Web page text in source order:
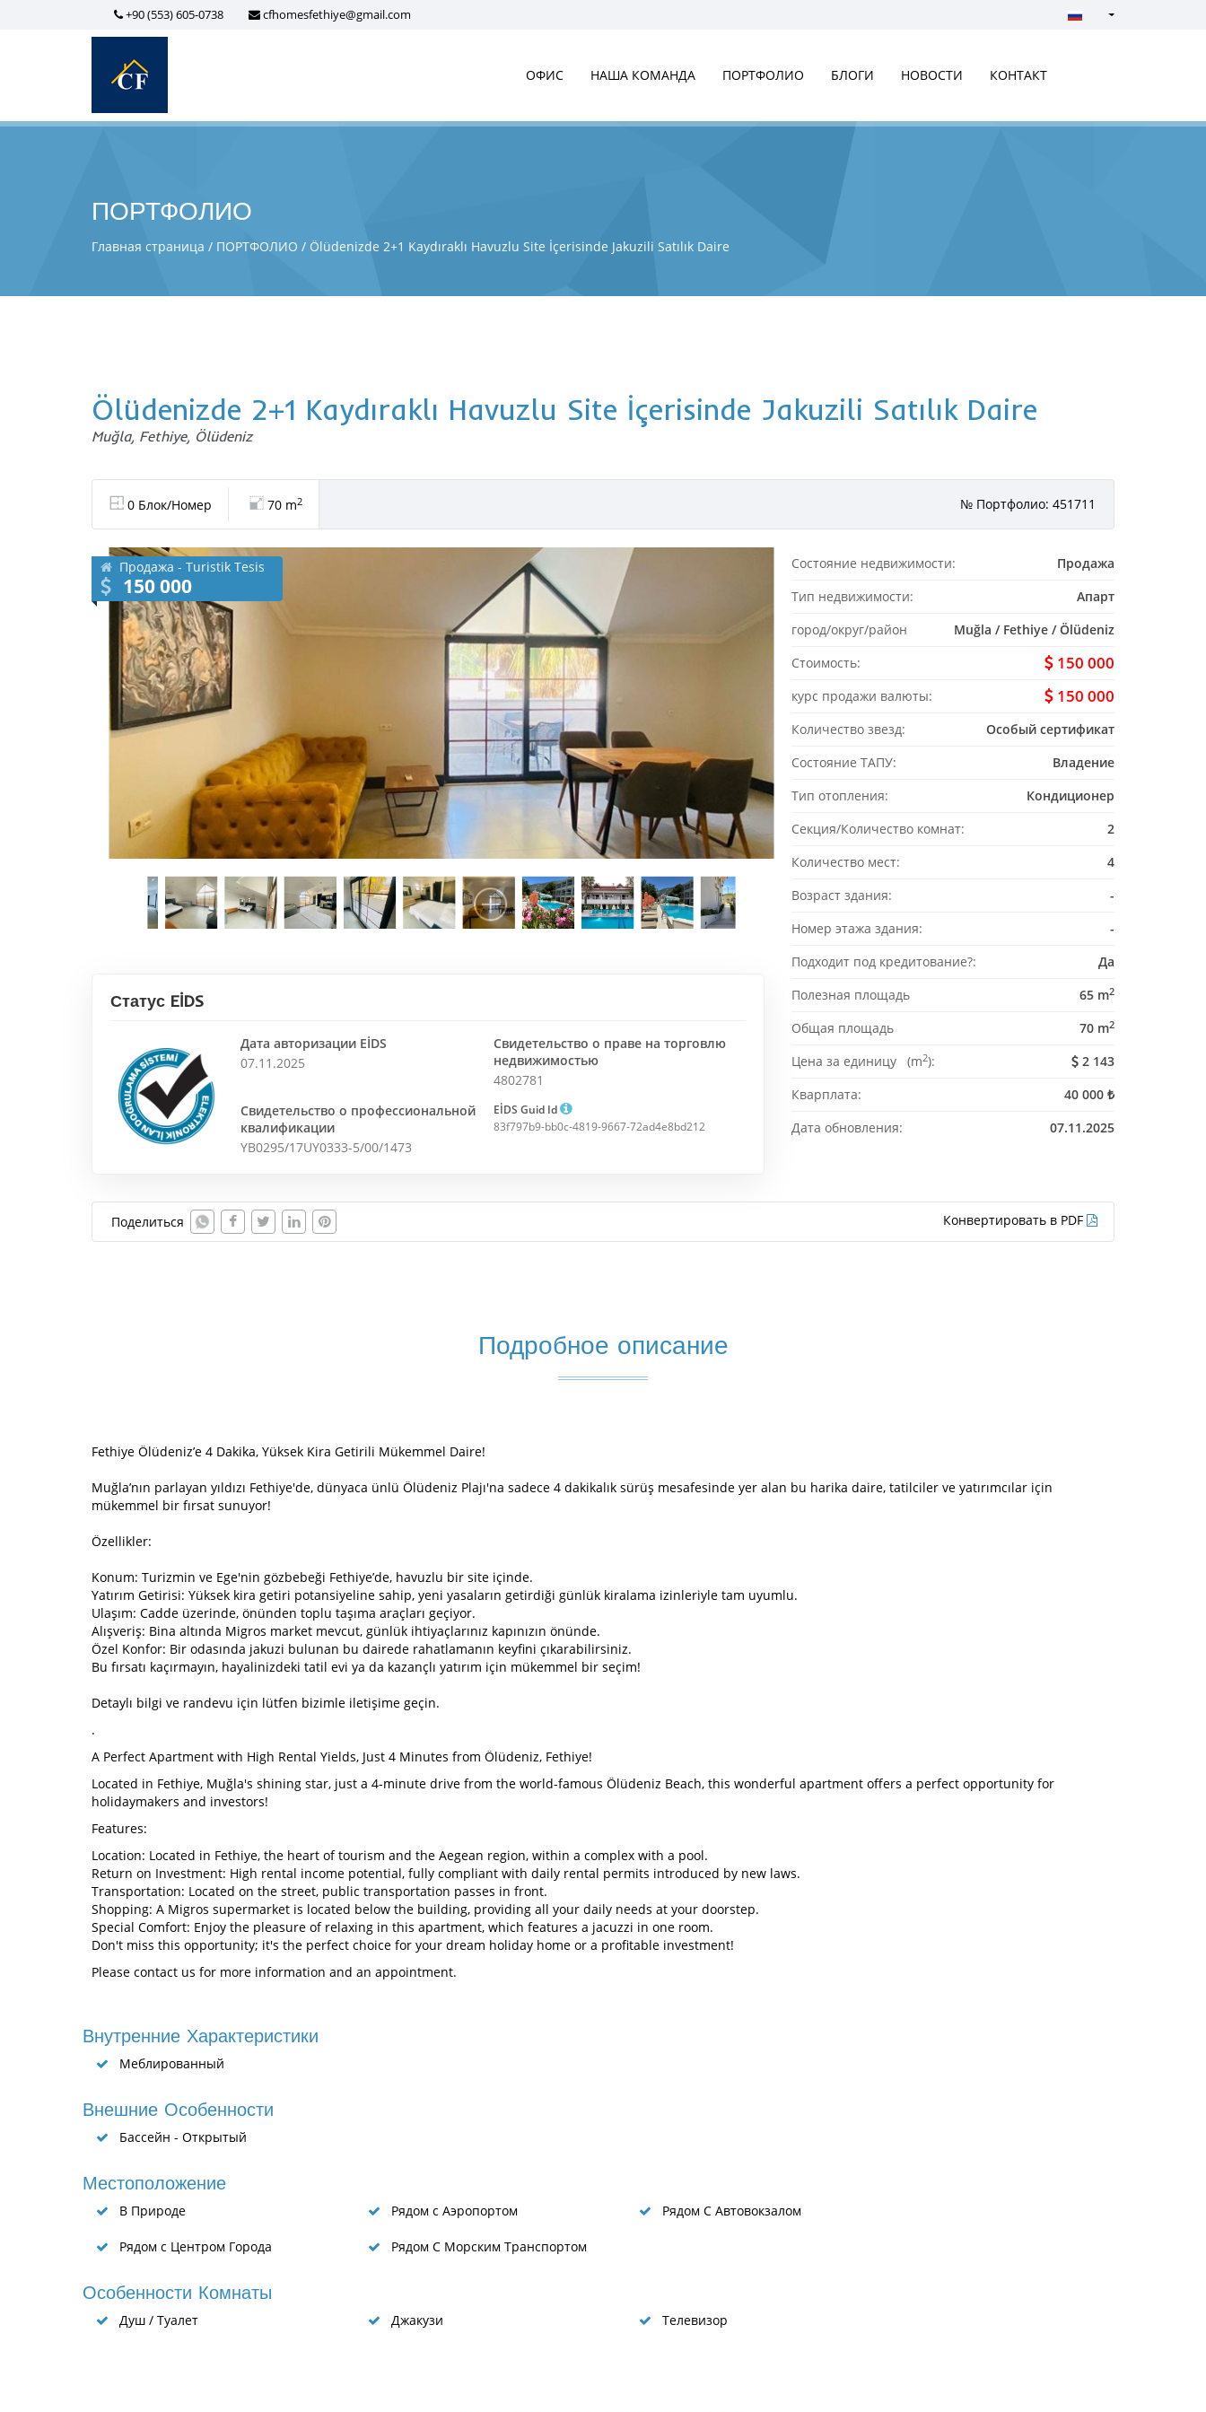
+90 (553) 605-0738
cfhomesfethiye@gmail.com
ОФИС НАША КОМАНДА ПОРТФОЛИО БЛОГИ НОВОСТИ КОНТАКТ
ПОРТФОЛИО
Главная страница ПОРТФОЛИО Ölüdenizde 2+1 Kaydıraklı Havuzlu Site İçerisinde Jakuzili Satılık Daire
Ölüdenizde 2+1 Kaydıraklı Havuzlu Site İçerisinde Jakuzili Satılık Daire
Muğla, Fethiye, Ölüdeniz
0 Блок/Номер 70 m2 № Портфолио: 451711
Продажа - Turistik Tesis
150 000
Статус EİDS
Дата авторизации EİDS
07.11.2025
Свидетельство о праве на торговлю
недвижимостью
4802781
Свидетельство о профессиональной
квалификации
YB0295/17UY0333-5/00/1473
EİDS Guid Id
83f797b9-bb0c-4819-9667-72ad4e8bd212
Состояние недвижимости:
Продажа
Тип недвижимости:
Апарт
город/округ/район
Muğla / Fethiye / Ölüdeniz
Стоимость:
150 000
курс продажи валюты: 150 000
Количество звезд:
Особый сертификат
Состояние ТАПУ:
Владение
Тип отопления:
Кондиционер
Секция/Количество комнат:
2
Количество мест:
4
Возраст здания:
-
Номер этажа здания:
-
Подходит под кредитование?:
Да
Полезная площадь
65 m2
Общая площадь 70 m2
Цена за единицу (m2):
2 143
Кварплата:
40 000 ₺
Дата обновления:
07.11.2025
Поделиться Конвертировать в PDF
Подробное описание
Fethiye Ölüdeniz’e 4 Dakika, Yüksek Kira Getirili Mükemmel Daire!
Muğla’nın parlayan yıldızı Fethiye'de, dünyaca ünlü Ölüdeniz Plajı'na sadece 4 dakikalık sürüş mesafesinde yer alan bu harika daire, tatilciler ve yatırımcılar için
mükemmel bir fırsat sunuyor!
Özellikler:
Konum: Turizmin ve Ege'nin gözbebeği Fethiye’de, havuzlu bir site içinde.
Yatırım Getirisi: Yüksek kira getiri potansiyeline sahip, yeni yasaların getirdiği günlük kiralama izinleriyle tam uyumlu.
Ulaşım: Cadde üzerinde, önünden toplu taşıma araçları geçiyor.
Alışveriş: Bina altında Migros market mevcut, günlük ihtiyaçlarınız kapınızın önünde.
Özel Konfor: Bir odasında jakuzi bulunan bu dairede rahatlamanın keyfini çıkarabilirsiniz.
Bu fırsatı kaçırmayın, hayalinizdeki tatil evi ya da kazançlı yatırım için mükemmel bir seçim!
Detaylı bilgi ve randevu için lütfen bizimle iletişime geçin.
.
A Perfect Apartment with High Rental Yields, Just 4 Minutes from Ölüdeniz, Fethiye!
Located in Fethiye, Muğla's shining star, just a 4-minute drive from the world-famous Ölüdeniz Beach, this wonderful apartment offers a perfect opportunity for
holidaymakers and investors!
Features:
Location: Located in Fethiye, the heart of tourism and the Aegean region, within a complex with a pool.
Return on Investment: High rental income potential, fully compliant with daily rental permits introduced by new laws.
Transportation: Located on the street, public transportation passes in front.
Shopping: A Migros supermarket is located below the building, providing all your daily needs at your doorstep.
Special Comfort: Enjoy the pleasure of relaxing in this apartment, which features a jacuzzi in one room.
Don't miss this opportunity; it's the perfect choice for your dream holiday home or a profitable investment!
Please contact us for more information and an appointment.
Внутренние Характеристики
Меблированный
Внешние Особенности
Бассейн - Открытый
Местоположение
В Природе Рядом с Аэропортом Рядом С Автовокзалом
Рядом с Центром Города Рядом С Морским Транспортом
Особенности Комнаты
Душ / Туалет Джакузи Телевизор